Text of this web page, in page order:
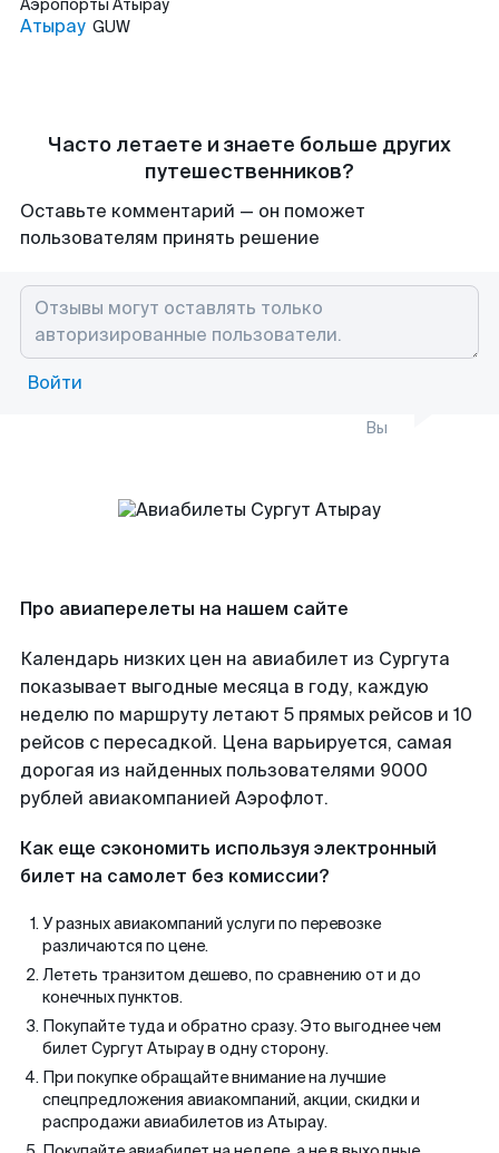
Аэропорты Атырау
Атырау GUW
Часто летаете и знаете больше других
путешественников?
Оставьте комментарий — он поможет
пользователям принять решение
Войти
Вы
Про авиаперелеты на нашем сайте
Календарь низких цен на авиабилет из Сургута
показывает выгодные месяца в году, каждую
неделю по маршруту летают 5 прямых рейсов и 10
рейсов с пересадкой. Цена варьируется, самая
дорогая из найденных пользователями 9000
рублей авиакомпанией Аэрофлот.
Как еще сэкономить используя электронный
билет на самолет без комиссии?
У разных авиакомпаний услуги по перевозке
различаются по цене.
Лететь транзитом дешево, по сравнению от и до
конечных пунктов.
Покупайте туда и обратно сразу. Это выгоднее чем
билет Сургут Атырау в одну сторону.
При покупке обращайте внимание на лучшие
спецпредложения авиакомпаний, акции, скидки и
распродажи авиабилетов из Атырау.